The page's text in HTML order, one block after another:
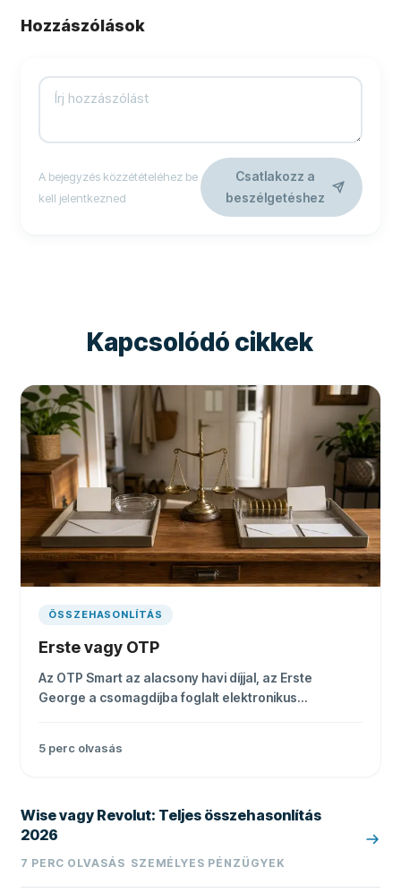
Hozzászólások
A bejegyzés közzétételéhez be
kell jelentkezned
Csatlakozz a
beszélgetéshez
Kapcsolódó cikkek
ÖSSZEHASONLÍTÁS
Erste vagy OTP
Az OTP Smart az alacsony havi díjjal, az Erste
George a csomagdíjba foglalt elektronikus
5 perc olvasás
Wise vagy Revolut: Teljes összehasonlítás
2026
7 PERC OLVASÁS SZEMÉLYES PÉNZÜGYEK